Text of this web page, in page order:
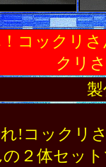
！コックリ
クリ
!コックリ
２体セッ